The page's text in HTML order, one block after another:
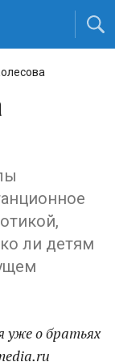
ли детям
уже о братьях